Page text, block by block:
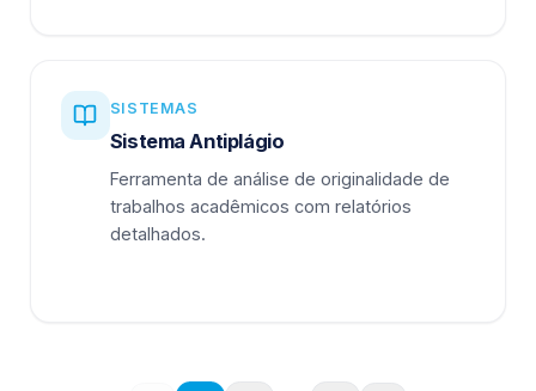
SISTEMAS
Sistema Antiplágio
Ferramenta de análise de originalidade de
trabalhos acadêmicos com relatórios
detalhados.